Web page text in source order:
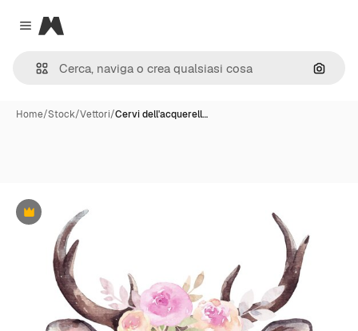
Close menu
Magnific
Cerca
Home/Stock/Vettori/Cervi dell'acquerell…
Premium